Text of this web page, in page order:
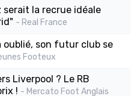
serait la recrue idéale
- Real France
oublié, son futur club se
Footeux
Liverpool ? Le RB
! - Mercato Foot Anglais